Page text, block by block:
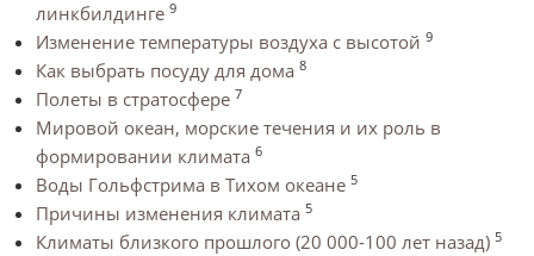
линкбилдинге 9
Изменение температуры воздуха с высотой 9
Как выбрать посуду для дома 8
Полеты в стратосфере 7
Мировой океан, морские течения и их роль в
формировании климата 6
Воды Гольфстрима в Тихом океане 5
Причины изменения климата 5
Климаты близкого прошлого (20 000-100 лет назад) 5